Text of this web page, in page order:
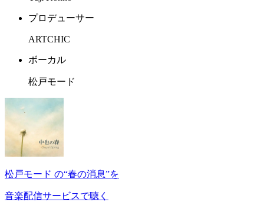
プロデューサー
ARTCHIC
ボーカル
松戸モード
松戸モード の“春の消息”を
音楽配信サービスで聴く